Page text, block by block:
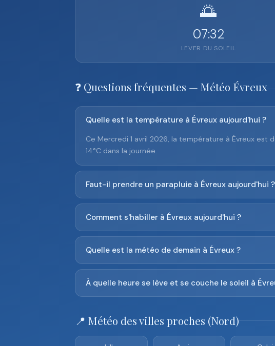
🌅
07:32
LEVER DU SOLEIL
❓ Questions fréquentes — Météo Évreux
Quelle est la température à Évreux aujourd'hui ?
Ce Mercredi 1 avril 2026, la température à Évreux est
14°C dans la journée.
Faut-il prendre un parapluie à Évreux aujourd'hui ?
Comment s'habiller à Évreux aujourd'hui ?
Quelle est la météo de demain à Évreux ?
À quelle heure se lève et se couche le soleil à
📍 Météo des villes proches (Nord)